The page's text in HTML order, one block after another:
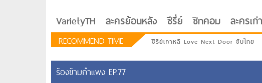
VarietyTH ละครย้อนหลัง ซีรี่ย์ ซิทคอม ละครเก่า
RECOMMEND TIME ซีรีย์เกาหลี Love Next Door ซับไทย
ร้องข้ามกำแพง EP.77